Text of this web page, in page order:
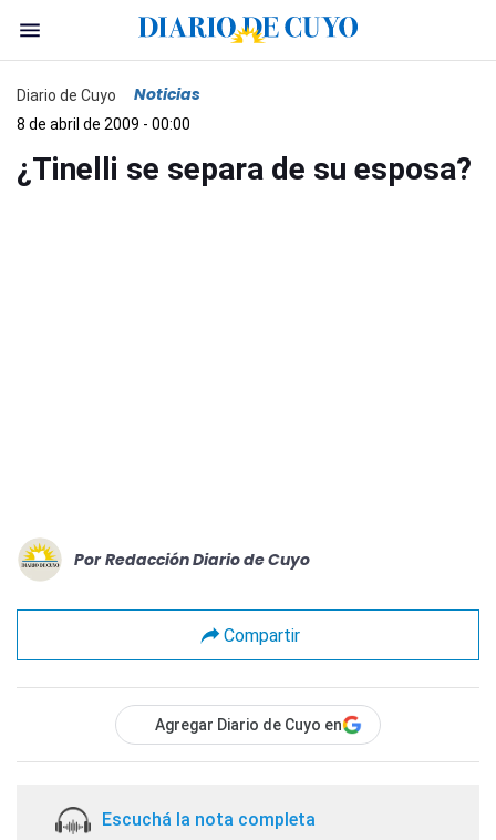
Diario de Cuyo Noticias
8 de abril de 2009 - 00:00
¿Tinelli se separa de su esposa?
Por Redacción Diario de Cuyo
Compartir
Agregar Diario de Cuyo en
Escuchá la nota completa